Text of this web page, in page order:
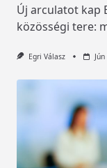
Új arculatot kap
közösségi tere:
Egri Válasz